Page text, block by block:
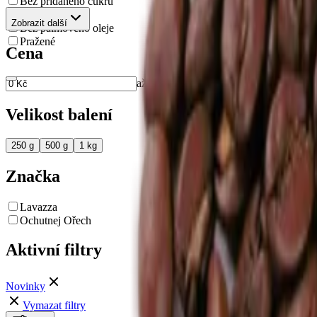
Bez palmového oleje
Pražené
Zobrazit další
Cena
až
Velikost balení
250 g 500 g 1 kg
Značka
Lavazza
Ochutnej Ořech
Aktivní filtry
Novinky
Vymazat filtry